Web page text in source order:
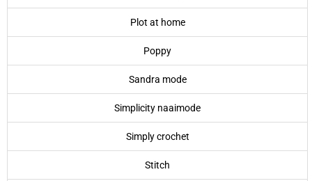
Plot at home
Poppy
Sandra mode
Simplicity naaimode
Simply crochet
Stitch